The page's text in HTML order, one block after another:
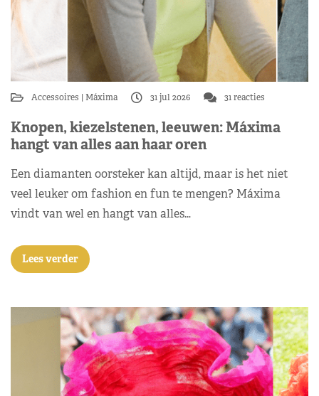
Accessoires Máxima 31 jul 2026 31 reacties
Knopen, kiezelstenen, leeuwen: Máxima
hangt van alles aan haar oren
Een diamanten oorsteker kan altijd, maar is het niet
veel leuker om fashion en fun te mengen? Máxima
vindt van wel en hangt van alles…
Lees verder